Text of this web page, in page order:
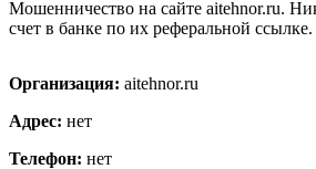
Мошенничество на сайте aitehnor.ru.
счет в банке по их реферальной
Организация: aitehnor.ru
Адрес: нет
Телефон: нет